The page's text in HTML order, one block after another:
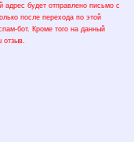
будет отправлено письмо с
после перехода по этой
бот. Кроме того на данный